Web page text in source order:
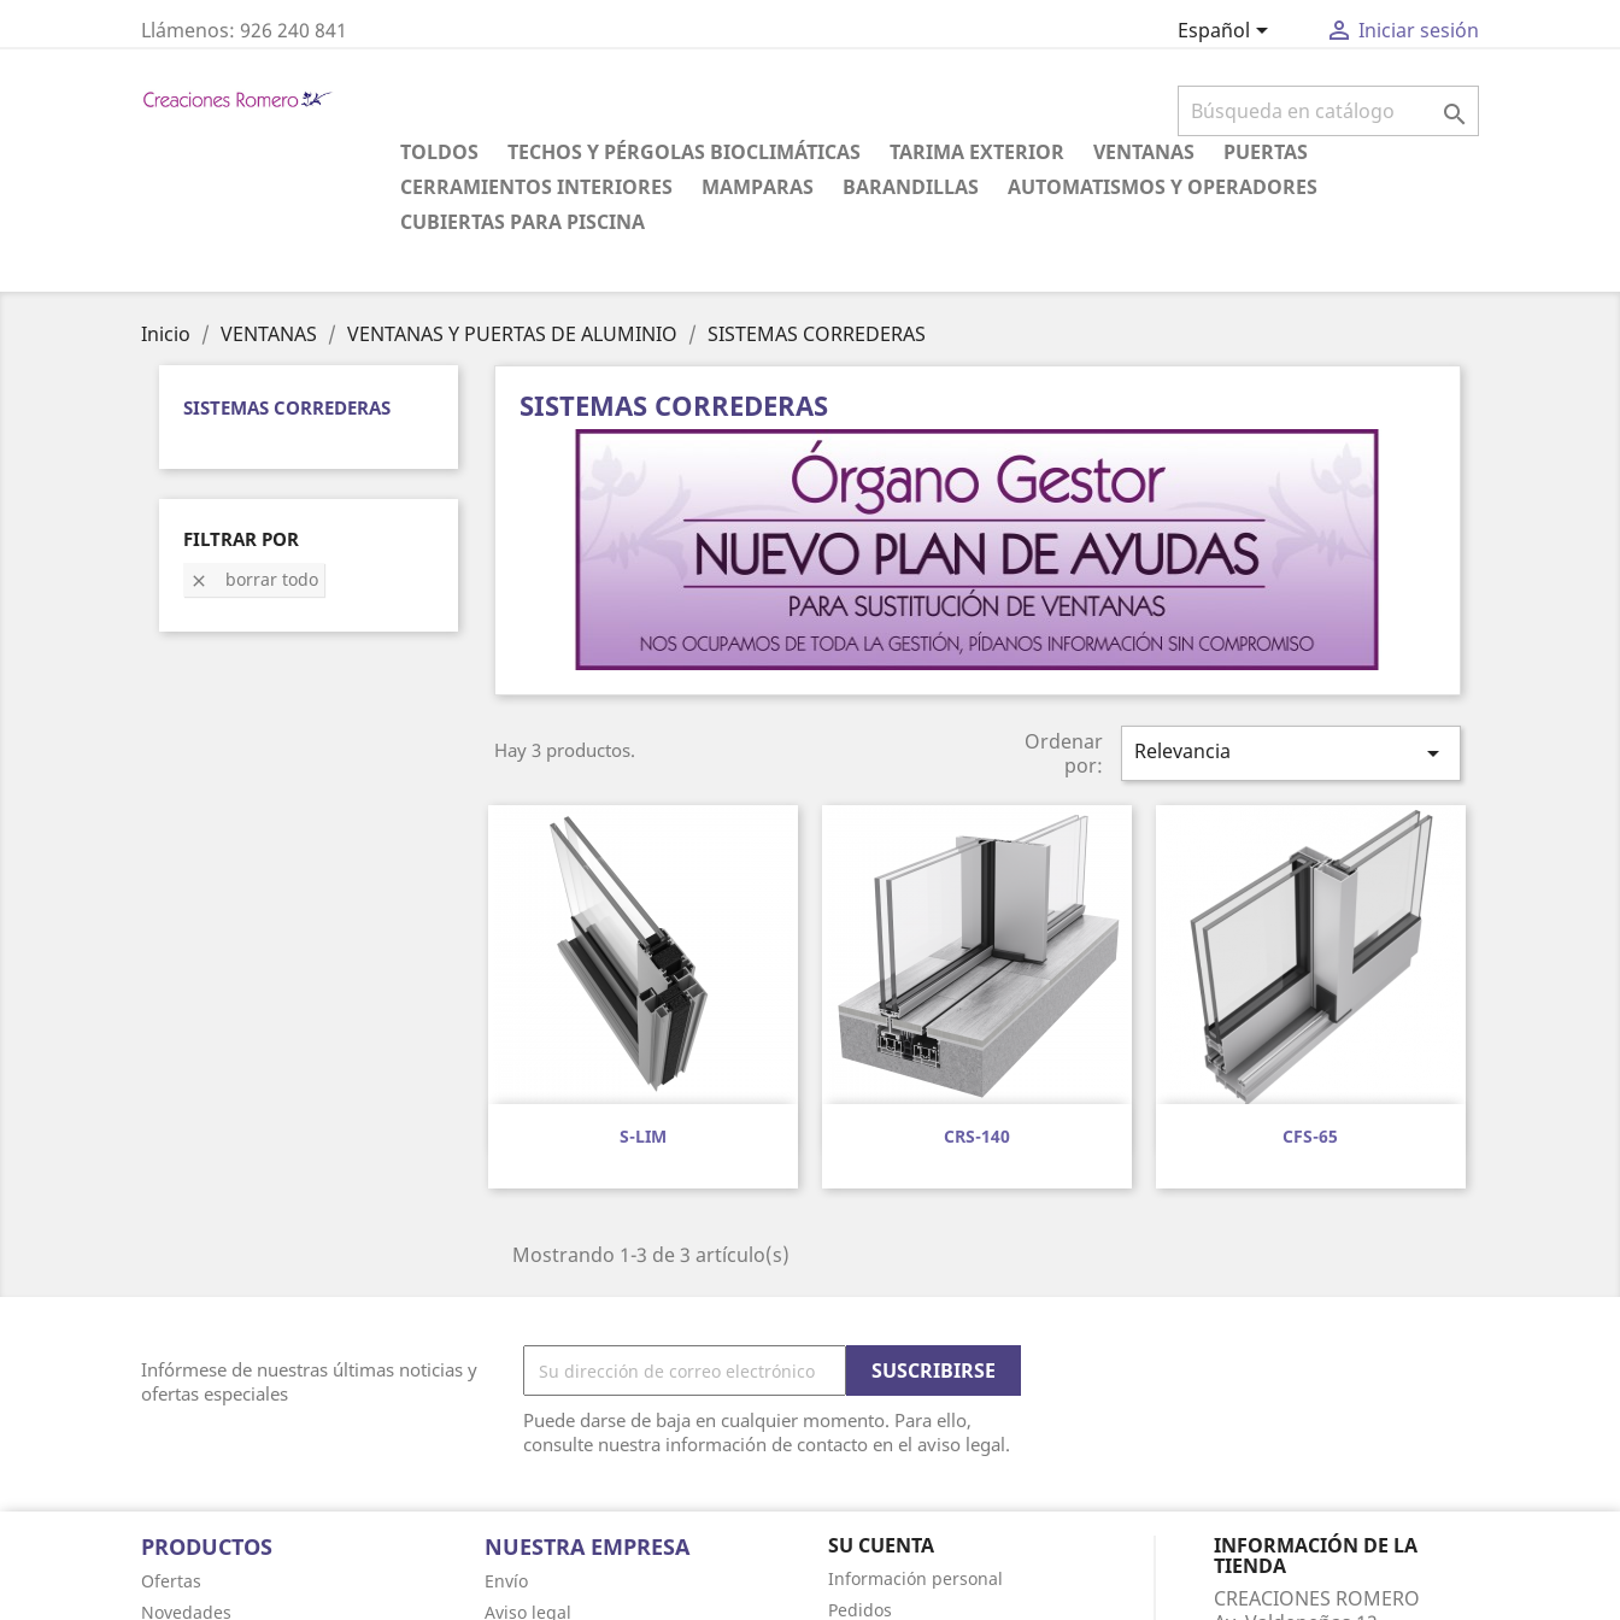
Llámenos: 926 240 841 Español  Iniciar sesión

TOLDOS TECHOS Y PÉRGOLAS BIOCLIMÁTICAS TARIMA EXTERIOR VENTANAS
PUERTAS
CERRAMIENTOS INTERIORES
MAMPARAS BARANDILLAS
AUTOMATISMOS Y OPERADORES
CUBIERTAS PARA PISCINA
Inicio VENTANAS VENTANAS Y PUERTAS DE ALUMINIO SISTEMAS CORREDERAS
SISTEMAS CORREDERAS
FILTRAR POR
 borrar todo
SISTEMAS CORREDERAS
Hay 3 productos.
Ordenar
por:
Relevancia 
S-LIM
Vista rápida CRS-140
Vista rápida CFS-65
Vista rápida
Mostrando 1-3 de 3 artículo(s)
Infórmese de nuestras últimas noticias y
ofertas especiales
Puede darse de baja en cualquier momento. Para ello,
consulte nuestra información de contacto en el aviso legal.
PRODUCTOS
Ofertas
Novedades
NUESTRA EMPRESA
Envío
Aviso legal
SU CUENTA
Información personal
Pedidos
INFORMACIÓN DE LA
TIENDA
CREACIONES ROMERO